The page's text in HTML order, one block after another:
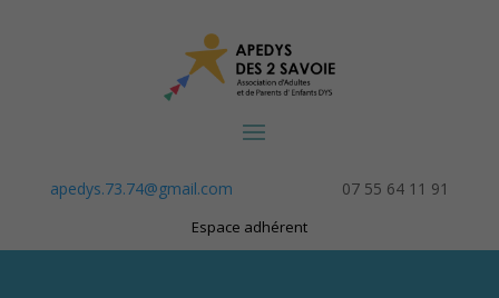
apedys.73.74@gmail.com 07 55 64 11 91
Espace adhérent